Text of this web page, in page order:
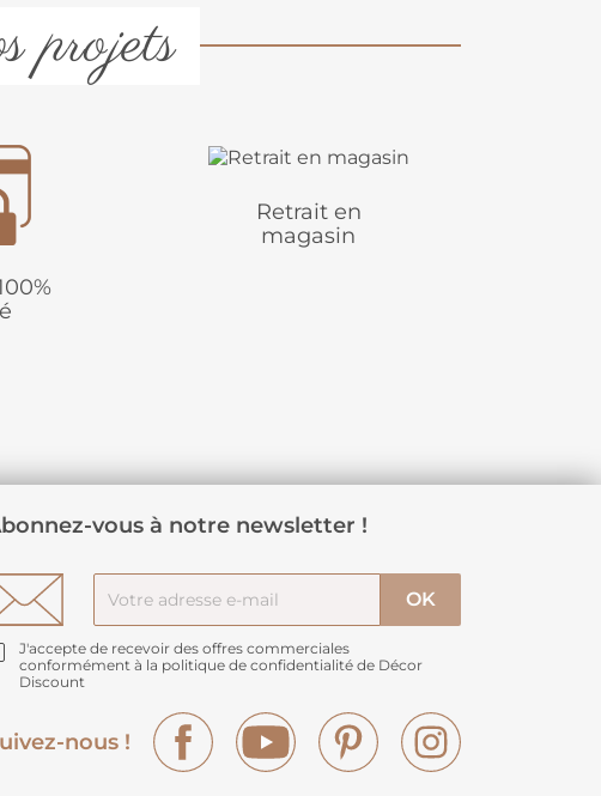
projets
Retrait en
magasin
vous à notre newsletter !
J'accepte de recevoir des offres commerciales
conformément à la politique de confidentialité de Décor
Discount
nous !
Facebook YouTube Pinterest